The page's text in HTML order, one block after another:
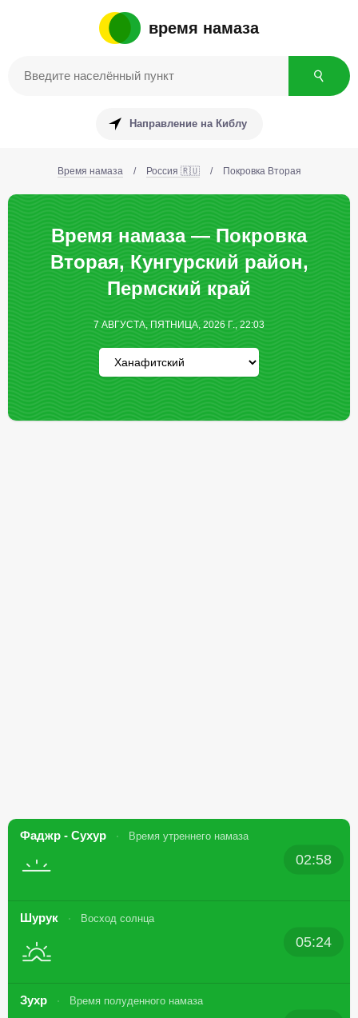
время намаза
Направление на Киблу
Время намаза / Россия 🇷🇺 / Покровка Вторая
Время намаза — Покровка
Вторая, Кунгурский район,
Пермский край
7 АВГУСТА, ПЯТНИЦА, 2026 Г., 22:03
Фаджр - Сухур Время утреннего намаза
02:58
Шурук Восход солнца
05:24
Зухр Время полуденного намаза